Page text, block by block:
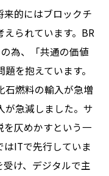
来的にはブロックチ
られています。BR
為、「共通の価値
を抱えています。
石燃料の輸入が急増
が急減しました。サ
を仄めかすという一
はITで先行していま
け、デジタルで主